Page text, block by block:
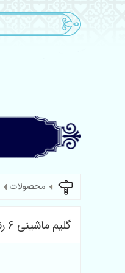
محصولات
گلیم ماشینی 6 رنگ کد 187